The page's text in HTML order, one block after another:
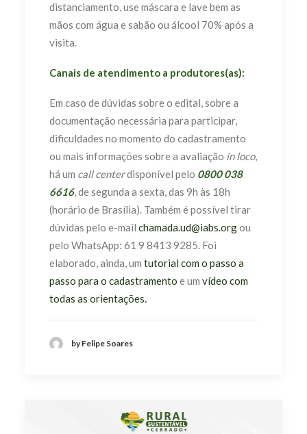
distanciamento, use máscara e lave bem as
mãos com água e sabão ou álcool 70% após a
visita.
Canais de atendimento a produtores(as):
Em caso de dúvidas sobre o edital, sobre a
documentação necessária para participar,
dificuldades no momento do cadastramento
ou mais informações sobre a avaliação in loco,
há um call centerdisponível pelo 0800 038
6616, de segunda a sexta, das 9h às 18h
(horário de Brasília). Também é possível tirar
dúvidas pelo e-mail chamada.ud@iabs.orgou
pelo WhatsApp: 61 9 8413 9285. Foi
elaborado, ainda, um tutorial com o passo a
passo para o cadastramento e um vídeo com
todas as orientações.
by Felipe Soares